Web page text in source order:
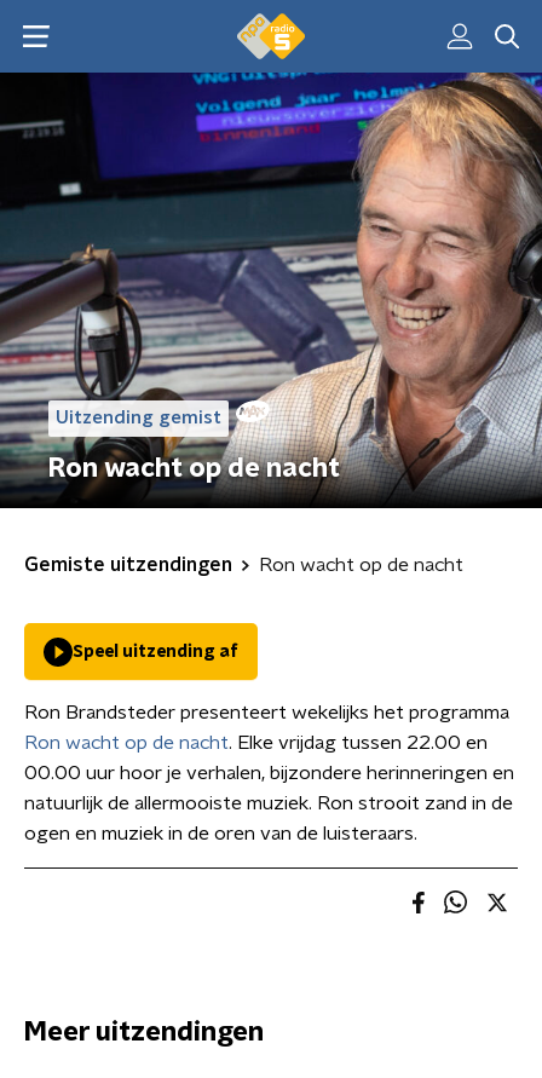
Uitzending gemist
Ron wacht op de nacht
Gemiste uitzendingen Ron wacht op de nacht
Speel uitzending af
Ron Brandsteder presenteert wekelijks het programma
Ron wacht op de nacht. Elke vrijdag tussen 22.00 en
00.00 uur hoor je verhalen, bijzondere herinneringen en
natuurlijk de allermooiste muziek. Ron strooit zand in de
ogen en muziek in de oren van de luisteraars.
Meer uitzendingen